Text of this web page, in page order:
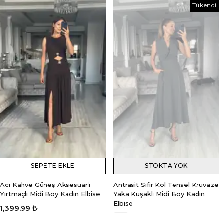
SEPETE EKLE
Acı Kahve Güneş Aksesuarlı
Yırtmaçlı Midi Boy Kadın Elbise
1,399.99 ₺
Tükendi
STOKTA YOK
Antrasit Sıfır Kol Tensel Kruvaze
Yaka Kuşaklı Midi Boy Kadın
Elbise